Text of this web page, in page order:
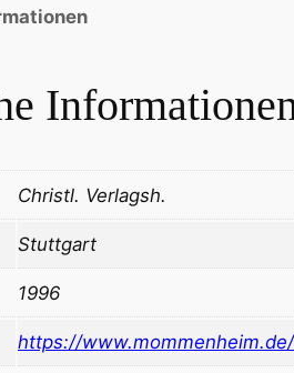
Christl. Verlagsh.
Stuttgart
1996
https://